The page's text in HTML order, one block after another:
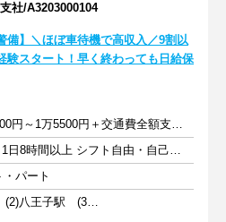
社/A3203000104
備】＼ほぼ車待機で高収入／9割以
験スタート！早く終わっても日給保
日給1万3100円～1万5500円＋交通費全額支給 ※ボーナス年2回あり
週1日以上 1日8時間以上 シフト自由・自己申告
パート
(1)立川駅 (2)八王子駅 (3)小平駅